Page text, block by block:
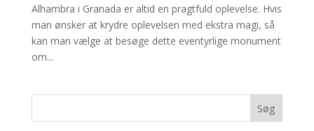
Alhambra i Granada er altid en pragtfuld oplevelse. Hvis
man ønsker at krydre oplevelsen med ekstra magi, så
kan man vælge at besøge dette eventyrlige monument
om...